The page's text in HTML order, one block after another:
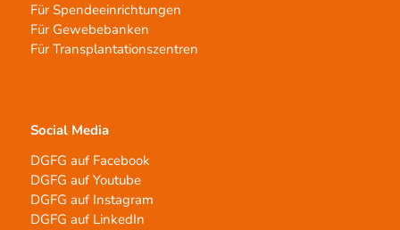
Für Spendeeinrichtungen
Für Gewebebanken
Für Transplantationszentren
Social Media
DGFG auf Facebook
DGFG auf Youtube
DGFG auf Instagram
DGFG auf LinkedIn